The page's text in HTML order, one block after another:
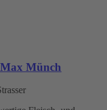
Münch